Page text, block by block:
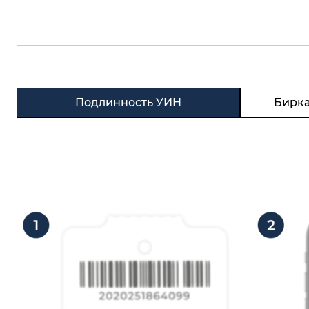
Подлинность УИН